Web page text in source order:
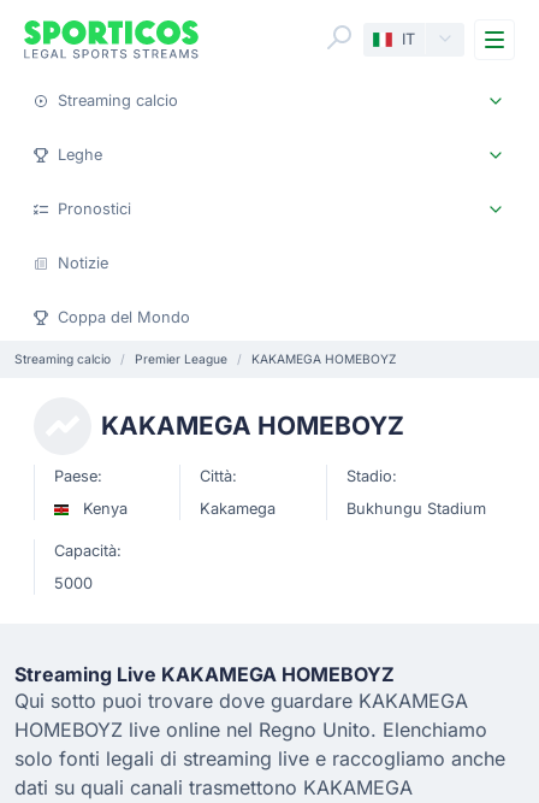
IT
Streaming calcio
Leghe
Pronostici
Notizie
Coppa del Mondo
Streaming calcio Premier League KAKAMEGA HOMEBOYZ
KAKAMEGA HOMEBOYZ
Paese:
Kenya
Città:
Kakamega
Stadio:
Bukhungu Stadium
Capacità:
5000
Streaming Live KAKAMEGA HOMEBOYZ
Qui sotto puoi trovare dove guardare KAKAMEGA
HOMEBOYZ live online nel Regno Unito. Elenchiamo
solo fonti legali di streaming live e raccogliamo anche
dati su quali canali trasmettono KAKAMEGA